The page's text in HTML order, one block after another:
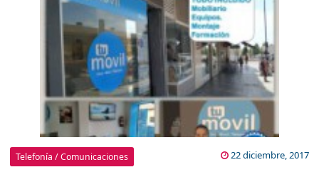
Telefonía / Comunicaciones 22 diciembre, 2017